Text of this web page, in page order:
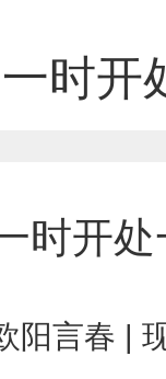
一时开
时开
阳言春 |